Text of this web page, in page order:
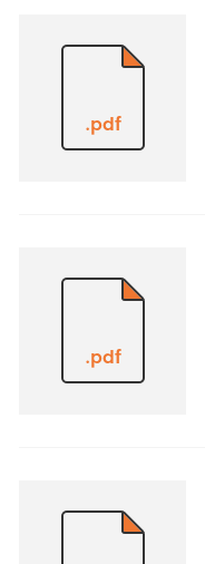
.pdf
.pdf